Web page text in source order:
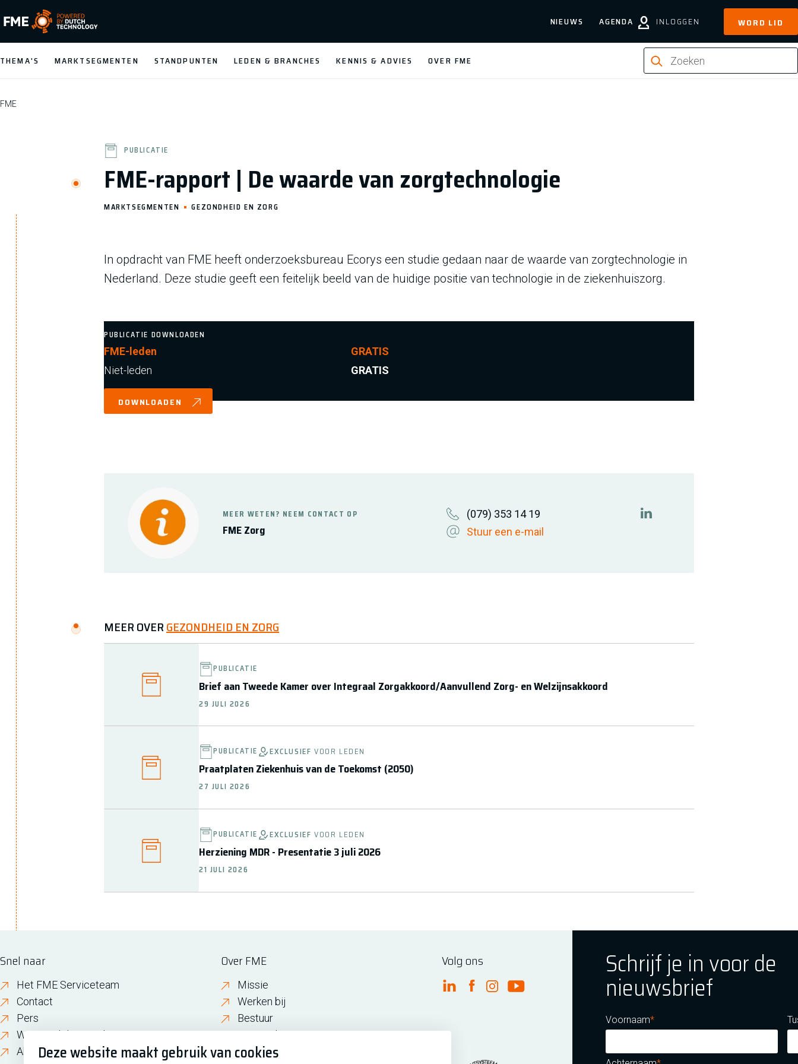
Deze website maakt gebruik van cookies
FME Logo, to the homepage
NIEUWS AGENDA INLOGGEN WORD LID
THEMA'S MARKTSEGMENTEN STANDPUNTEN LEDEN & BRANCHES KENNIS & ADVIES OVER FME
FME
FME-rapport | De waarde van zorgtechnologie
PUBLICATIE
MARKTSEGMENTEN GEZONDHEID EN ZORG
In opdracht van FME heeft onderzoeksbureau Ecorys een studie gedaan naar de waarde van zorgtechnologie in
Nederland. Deze studie geeft een feitelijk beeld van de huidige positie van technologie in de ziekenhuiszorg.
PUBLICATIE DOWNLOADEN
FME-leden
GRATIS
Niet-leden
GRATIS
DOWNLOADEN
FME Zorg
MEER WETEN? NEEM CONTACT OP
(079) 353 14 19
Stuur een e-mail
https://www.linkedin.com/
MEER OVERGEZONDHEID EN ZORG
PUBLICATIE
Brief aan Tweede Kamer over Integraal Zorgakkoord/Aanvullend Zorg- en Welzijnsakkoord
29 JULI 2026
PUBLICATIE EXCLUSIEF VOOR LEDEN
Praatplaten Ziekenhuis van de Toekomst (2050)
27 JULI 2026
PUBLICATIE EXCLUSIEF VOOR LEDEN
Herziening MDR - Presentatie 3 juli 2026
21 JULI 2026
Snel naar
Het FME Serviceteam
Contact
Pers
Wijzigen lidmaatschap
About FME
Over FME
Missie
Werken bij
Bestuur
FME in de regio
Geschiedenis
Volg ons
FME Linkedin
FME Facebook
FME Instagram
FME Youtube
Schrijf je in voor de
nieuwsbrief
Voornaam